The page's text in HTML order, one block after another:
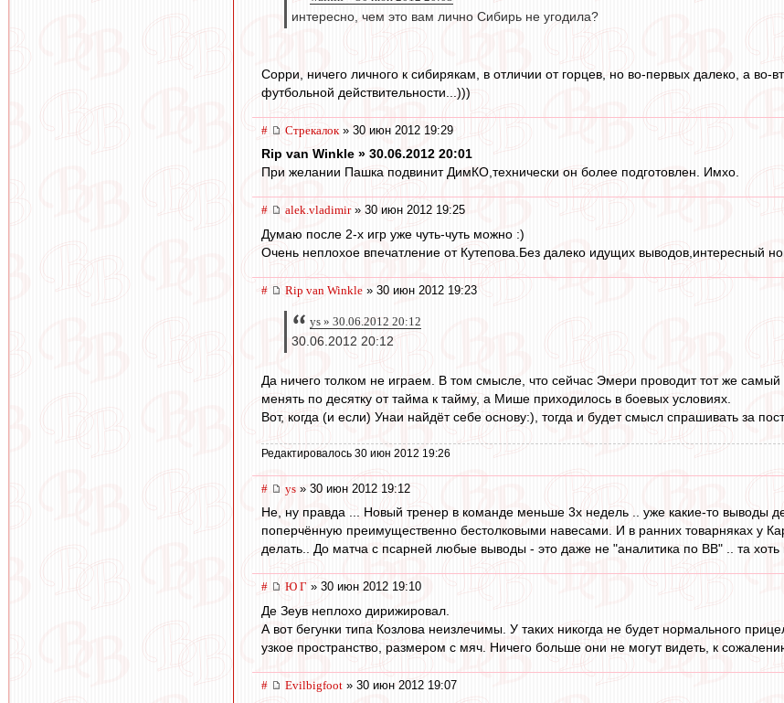
интересно, чем это вам лично Сибирь не угодила?
Сорри, ничего личного к сибирякам, в отличии от горцев, но во-первых далеко, а
футбольной действительности...)))
# Стрекалок » 30 июн 2012 19:29
Rip van Winkle » 30.06.2012 20:01
При желании Пашка подвинит ДимКО,технически он более подготовлен. Имхо.
# alek.vladimir» 30 июн 2012 19:25
Думаю после 2-х игр уже чуть-чуть можно :)
Очень неплохое впечатление от Кутепова.Без далеко идущих выводов,интересный
# Rip van Winkle » 30 июн 2012 19:23
ys » 30.06.2012 20:12
30.06.2012 20:12
Да ничего толком не играем. В том смысле, что сейчас Эмери проводит тот же самый
менять по десятку от тайма к тайму, а Мише приходилось в боевых условиях.
Вот, когда (и если) Унаи найдёт себе основу:), тогда и будет смысл спрашивать за
Редактировалось 30 июн 2012 19:26
# ys » 30 июн 2012 19:12
Не, ну правда ... Новый тренер в команде меньше 3х недель .. уже какие-то выводы
поперчённую преимущественно бестолковыми навесами. И в ранних товарняках у
делать.. До матча с псарней любые выводы - это даже не "аналитика по ВВ" .. та хоть
# Ю Г » 30 июн 2012 19:10
Де Зеув неплохо дирижировал.
А вот бегунки типа Козлова неизлечимы. У таких никогда не будет нормального
узкое пространство, размером с мяч. Ничего больше они не могут видеть, к
# Evilbigfoot » 30 июн 2012 19:07